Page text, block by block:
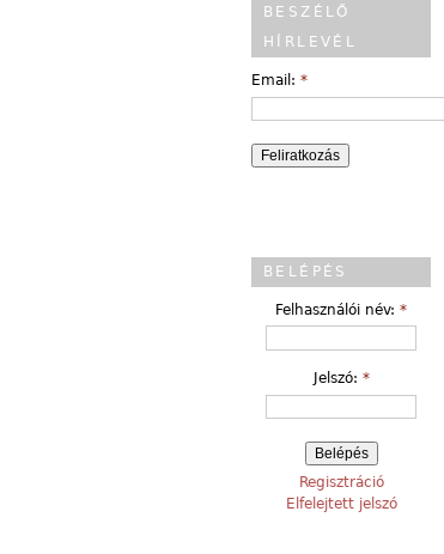
BESZÉLŐ
HÍRLEVÉL
Email: *
BELÉPÉS
Felhasználói név: *
Jelszó: *
Regisztráció
Elfelejtett jelszó